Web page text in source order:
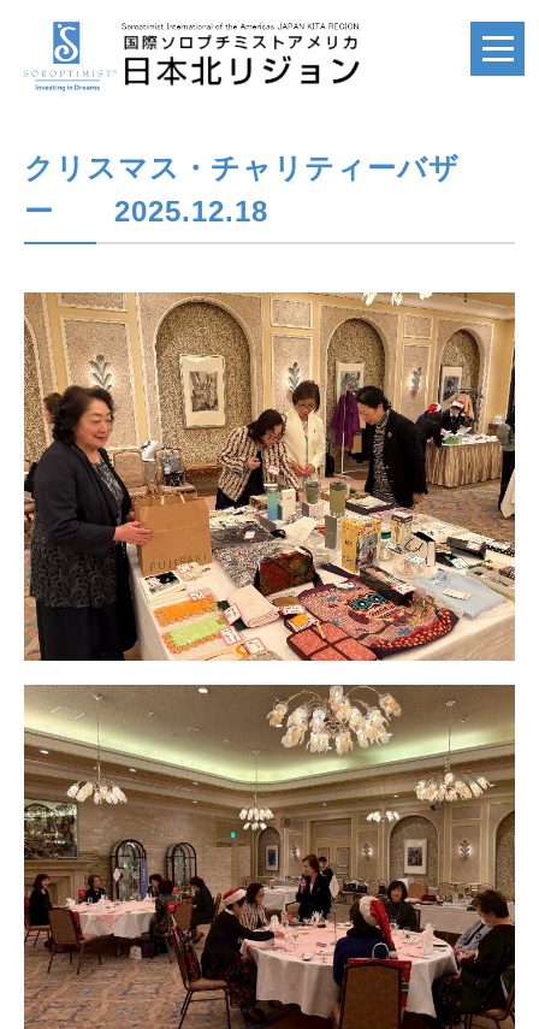
ホーム
HOME
SI
国際ソロプチミスト
アメリカ
SIA
日本北リジョン
JAPAN KITA
リンク
LINK
お問い合わせ
CONTACT
会員専用
MEMBERS ONLY
クリスマス・チャリティーバザ
ー 2025.12.18